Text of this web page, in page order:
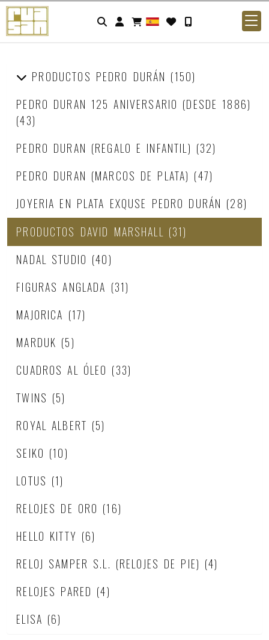
Identifícate
PRODUCTOS PEDRO DURÁN (150)
PEDRO DURAN 125 ANIVERSARIO (DESDE 1886)
(43)
PEDRO DURAN (REGALO E INFANTIL) (32)
PEDRO DURAN (MARCOS DE PLATA) (47)
JOYERIA EN PLATA EXQUSE PEDRO DURÁN (28)
PRODUCTOS DAVID MARSHALL (31)
NADAL STUDIO (40)
FIGURAS ANGLADA (31)
MAJORICA (17)
MARDUK (5)
CUADROS AL ÓLEO (33)
TWINS (5)
ROYAL ALBERT (5)
SEIKO (10)
LOTUS (1)
RELOJES DE ORO (16)
HELLO KITTY (6)
RELOJ SAMPER S.L. (RELOJES DE PIE) (4)
RELOJES PARED (4)
ELISA (6)